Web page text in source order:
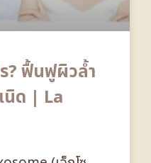
? ฟื้นฟูผิวล้ำ
นิด | La